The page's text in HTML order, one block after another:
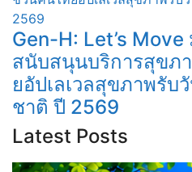
Gen-H: Let’s
สนับสนุนบริการสุขภ
ยอัปเลเวลสุขภาพรั
ชาติ ปี 2569
Latest Posts